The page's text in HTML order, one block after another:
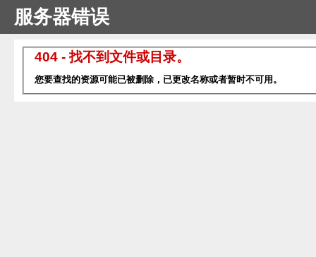
服务器错误
404 - 找不到文件或目录。
您要查找的资源可能已被删除，已更改名称或者暂时不可用。